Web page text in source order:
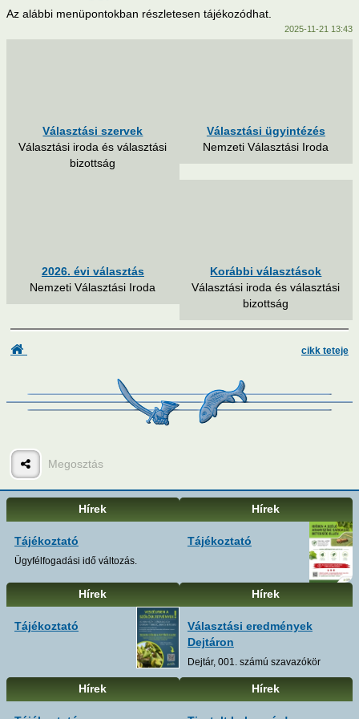
ügyintézés
2026. évi
választás
Rendezvények
A falu
Testvértelepülések
Felhasználó
Önkormányzati Hivatali Portál
2026. augusztus 7. (péntek)
Az alábbi menüpontokban részletesen tájékozódhat.
2025-11-21 13:43
Választási szervek
Választási iroda és választási
bizottság
Választási ügyintézés
Nemzeti Választási Iroda
2026. évi választás
Nemzeti Választási Iroda
Korábbi választások
Választási iroda és választási
bizottság
cikk teteje
Megosztás
Hírek
Tájékoztató
Ügyfélfogadási idő változás.
Hírek
Tájékoztató
Hírek
Tájékoztató
Hírek
Választási eredmények
Dejtáron
Dejtár, 001. számú szavazókör
Hírek Hírek